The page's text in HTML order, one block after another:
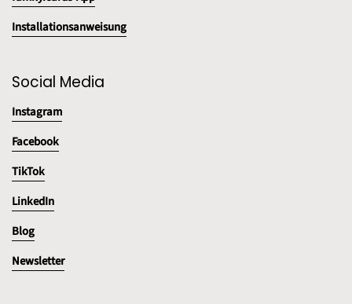
Installationsanweisung
Social Media
Instagram
Facebook
TikTok
LinkedIn
Blog
Newsletter